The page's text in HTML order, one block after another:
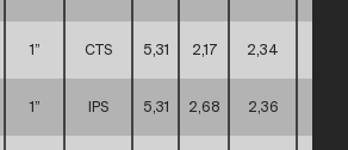
1” CTS 5,31 2,17 2,34
1” IPS 5,31 2,68 2,36